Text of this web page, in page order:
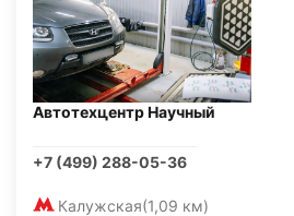
Автотехцентр Научный
+7 (499) 288-05-36
Калужская(1,09 км)